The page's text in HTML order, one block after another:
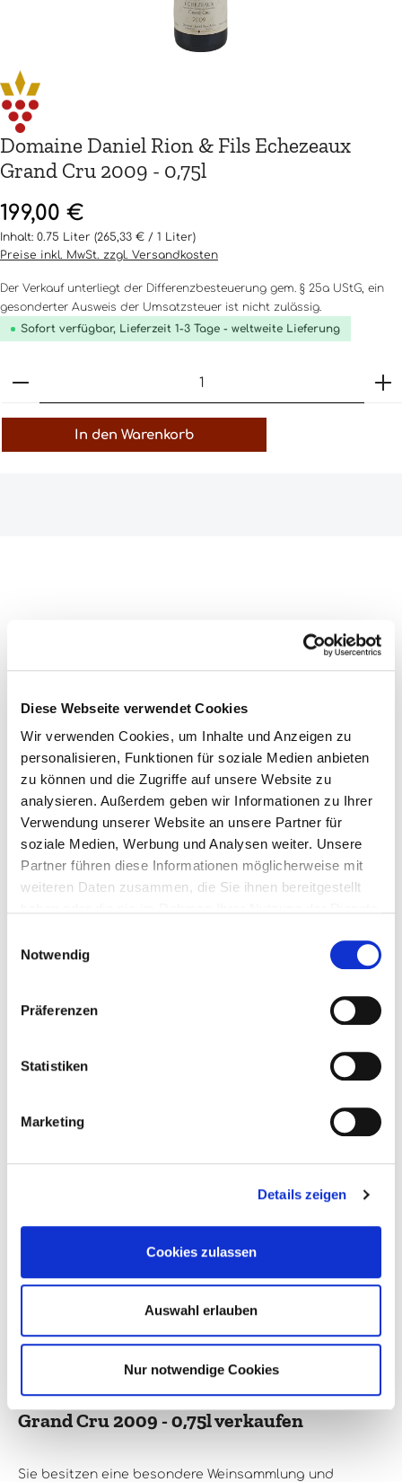
Diese Webseite verwendet Cookies
Wir verwenden Cookies, um Inhalte und Anzeigen zu
personalisieren, Funktionen für soziale Medien anbieten
zu können und die Zugriffe auf unsere Website zu
analysieren. Außerdem geben wir Informationen zu Ihrer
Verwendung unserer Website an unsere Partner für
soziale Medien, Werbung und Analysen weiter. Unsere
Partner führen diese Informationen möglicherweise mit
weiteren Daten zusammen, die Sie ihnen bereitgestellt
Notwendig
Präferenzen
Statistiken
Marketing
Details zeigen
Cookies zulassen
Auswahl erlauben
Nur notwendige Cookies
Domaine Daniel Rion & Fils Echezeaux
Grand Cru 2009 - 0,75l
Regulärer Preis:
199,00 €
Inhalt: 0.75 Liter (265,33 € / 1 Liter)
Preise inkl. MwSt. zzgl. Versandkosten
Der Verkauf unterliegt der Differenzbesteuerung gem. § 25a UStG, ein
gesonderter Ausweis der Umsatzsteuer ist nicht zulässig.
Sofort verfügbar, Lieferzeit 1-3 Tage - weltweite Lieferung
Produkt Anzahl: Gib den gewünschten Wert
In den Warenkorb
13,5% vol
Enthält Sulfite: Ja
Farbe:
Flaschengröße: 0,75l
Jahrgang: 2009
Land: Frankreich
Region: Bourgogne
Verpackungsgröße: 1
Teilen Sie Ihre Erfahrungen mit anderen Kunden.
Bewertungen nur in der aktuellen Sprache anzeigen.
Erfahrungen mit anderen.
Domaine Daniel Rion & Fils Echezeaux
Grand Cru 2009 - 0,75l verkaufen
Sie besitzen eine besondere Weinsammlung und